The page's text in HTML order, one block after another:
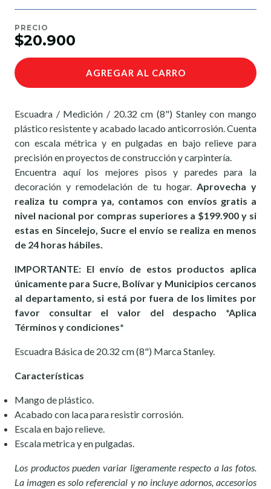
PRECIO
$20.900
AGREGAR AL CARRO
Escuadra / Medición / 20.32 cm (8") Stanley con mango
plástico resistente y acabado lacado anticorrosión. Cuenta
con escala métrica y en pulgadas en bajo relieve para
precisión en proyectos de construcción y carpintería.
Encuentra aquí los mejores pisos y paredes para la
decoración y remodelación de tu hogar. Aprovecha y
realiza tu compra ya, contamos con envíos gratis a
nivel nacional por compras superiores a $199.900 y si
estas en Sincelejo, Sucre el envío se realiza en menos
de 24 horas hábiles.
IMPORTANTE: El envío de estos productos aplica
únicamente para Sucre, Bolívar y Municipios cercanos
al departamento, si está por fuera de los limites por
favor consultar el valor del despacho *Aplica
Términos y condiciones*
Escuadra Básica de 20.32 cm (8") Marca Stanley.
Características
Mango de plástico.
Acabado con laca para resistir corrosión.
Escala en bajo relieve.
Escala metrica y en pulgadas.
Los productos pueden variar ligeramente respecto a las fotos.
La imagen es solo referencial y no incluye adornos, accesorios